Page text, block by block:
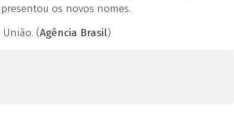
os novos nomes.
(Agência Brasil)